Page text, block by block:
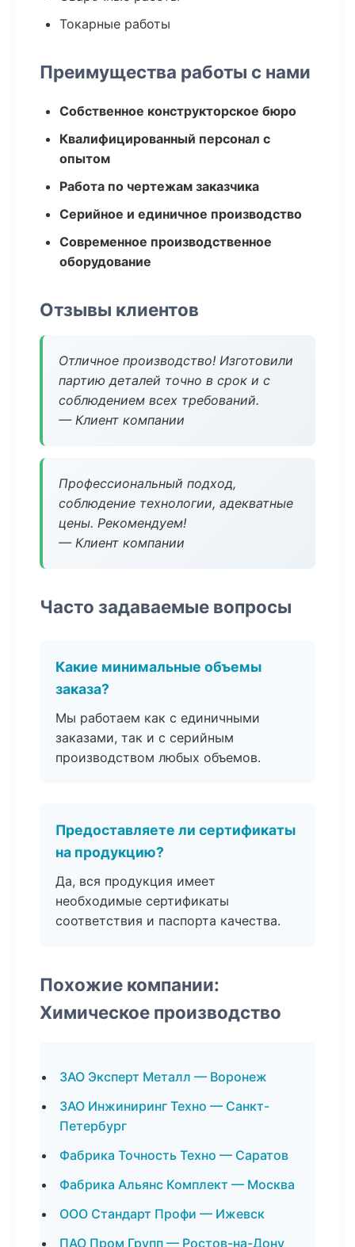
Токарные работы
Преимущества работы с нами
Собственное конструкторское бюро
Квалифицированный персонал с
опытом
Работа по чертежам заказчика
Серийное и единичное производство
Современное производственное
оборудование
Отзывы клиентов
Отличное производство! Изготовили
партию деталей точно в срок и с
соблюдением всех требований.
— Клиент компании
Профессиональный подход,
соблюдение технологии, адекватные
цены. Рекомендуем!
— Клиент компании
Часто задаваемые вопросы
Какие минимальные объемы
заказа?
Мы работаем как с единичными
заказами, так и с серийным
производством любых объемов.
Предоставляете ли сертификаты
на продукцию?
Да, вся продукция имеет
необходимые сертификаты
соответствия и паспорта качества.
Похожие компании:
Химическое производство
ЗАО Эксперт Металл — Воронеж
ЗАО Инжиниринг Техно — Санкт-
Петербург
Фабрика Точность Техно — Саратов
Фабрика Альянс Комплект — Москва
ООО Стандарт Профи — Ижевск
ПАО Пром Групп — Ростов-на-Дону